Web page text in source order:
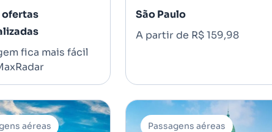
ofertas
fica mais fácil
São Paulo
A partir de R$ 159,98
aéreas Passagens aéreas